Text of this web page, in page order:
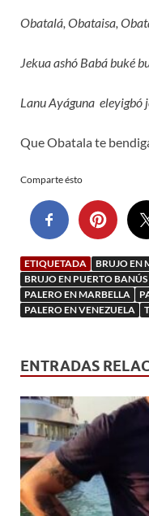
Obatalá, Obataisa,
Jekua ashó Babá buké
Lanu Ayáguna eleyigbó
Que Obatala te
Comparte ésto
ETIQUETADA BRUJO EN
BRUJO EN PUERTO BANÚS
PALERO EN MARBELLA
PALERO EN VENEZUELA
ENTRADAS